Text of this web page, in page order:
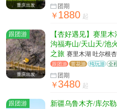
重庆出发
程，却是完全不一样的体
团期
￥1880 起
跟团游
重庆出发
【杏好遇见】赛里
沟福寿山/天山天/池
之旅 赛里木湖 吐尔根
火焰山 库木塔格沙漠 网
跟团游 赏花游 纯玩游 全
团期
￥3480 起
跟团游
新疆乌鲁木齐/库尔